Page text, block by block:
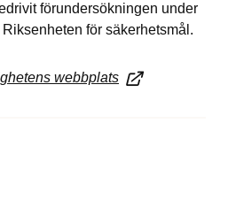
förundersökningen under
för säkerhetsmål.
webbplats